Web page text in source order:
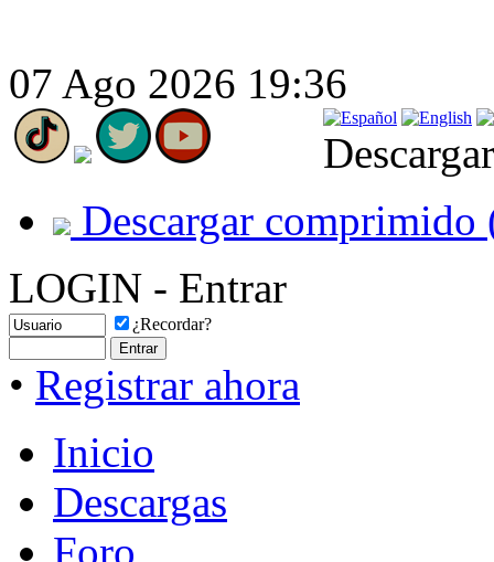
07 Ago 2026 19:36
Descargar comprimido
LOGIN - Entrar
¿Recordar?
• Registrar ahora
Inicio
Descargas
Foro